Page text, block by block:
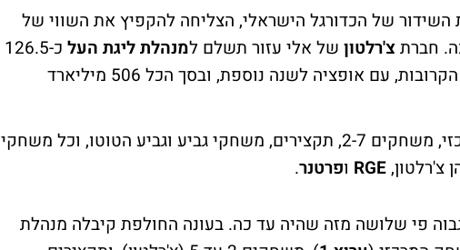
השידור של הכדורגל הישראלי, הצליחה להקפיץ את השווי של
חברתצ'רלטון של אלי עזור תשלם למנהלת ליגת העל
כ-126.5
מיליון שקל עבור כל אחת מ-4 העונות הקרובות, עם אופציה לשנה נוספת, ובסך הכל 506 מיליארד
על הזכויות שכוללת את המשחק המרכזי, משחקים 2-7, תקצירים, משחקי גביע וגביע הטוטו, וכל משחקי
RGE ופרטנר.
שקל לשנה, גבוה פי שלושה מזה שהיה עד כה. בעונה החולפת קיבלה מנהלת